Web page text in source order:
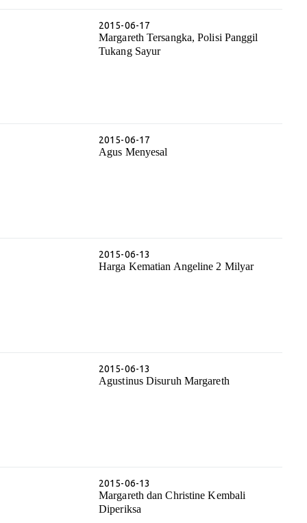
2015-06-17
Margareth Tersangka, Polisi Panggil
Tukang Sayur
2015-06-17
Agus Menyesal
2015-06-13
Harga Kematian Angeline 2 Milyar
2015-06-13
Agustinus Disuruh Margareth
2015-06-13
Margareth dan Christine Kembali
Diperiksa